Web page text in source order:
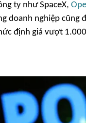
ty như SpaceX,
doanh nghiệp cũng
định giá vượt